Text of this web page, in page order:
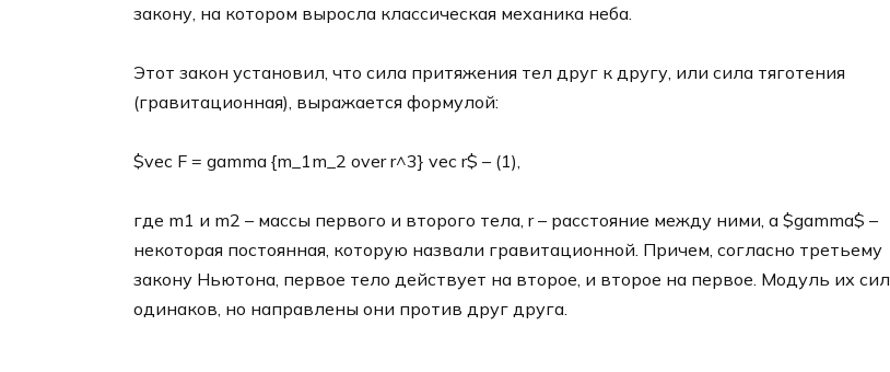
закону, на котором выросла классическая механика неба.
Этот закон установил, что сила притяжения тел друг к другу, или сила тяготения
(гравитационная), выражается формулой:
$vec F = gamma {m_1m_2 over r^3} vec r$ – (1),
где m1 и m2 – массы первого и второго тела, r – расстояние между ними, а $gamma$ –
некоторая постоянная, которую назвали гравитационной. Причем, согласно третьему
закону Ньютона, первое тело действует на второе, и второе на первое. Модуль их сил
одинаков, но направлены они против друг друга.